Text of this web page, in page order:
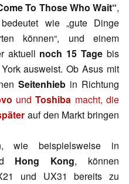
To Those Who Wait“,
wie „gute Dinge
können“, und einem
aktuell noch 15 Tage bis
ausweist. Ob Asus mit
Seitenhiebin Richtung
undToshiba macht, die
auf den Markt bringen
wie beispielsweise in
Hong Kong, können
und UX31 bereits zu